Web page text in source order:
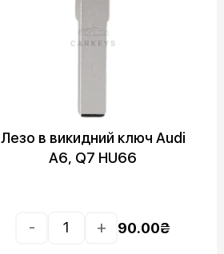
Лезо в викидний ключ Audi
A6, Q7 HU66
- + 90.00₴